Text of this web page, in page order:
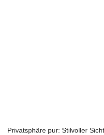
Privatsphäre pur: Stilvoller